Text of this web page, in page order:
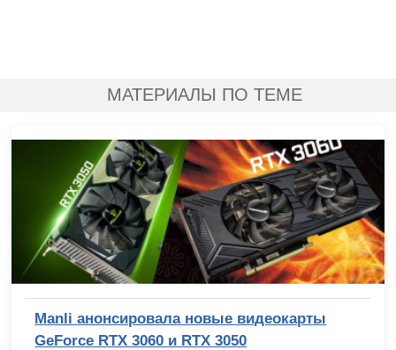
МАТЕРИАЛЫ ПО ТЕМЕ
Manli анонсировала новые видеокарты
GeForce RTX 3060 и RTX 3050